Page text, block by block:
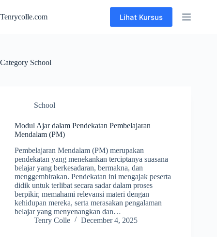
to
content
Tenrycolle.com Lihat Kursus
Category School
School
Modul Ajar dalam Pendekatan Pembelajaran
Mendalam (PM)
Pembelajaran Mendalam (PM) merupakan
pendekatan yang menekankan terciptanya suasana
belajar yang berkesadaran, bermakna, dan
menggembirakan. Pendekatan ini mengajak peserta
didik untuk terlibat secara sadar dalam proses
berpikir, memahami relevansi materi dengan
kehidupan mereka, serta merasakan pengalaman
belajar yang menyenangkan dan…
Tenry Colle
December 4, 2025